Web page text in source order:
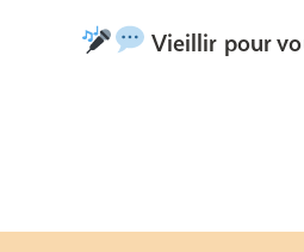
Vieillir pour